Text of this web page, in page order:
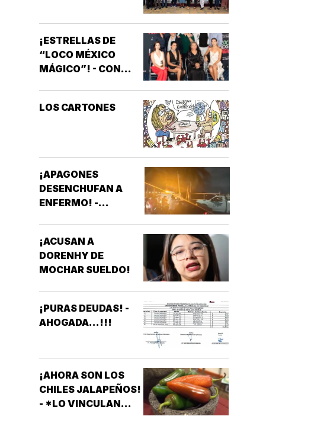
¡ESTRELLAS DE
“LOCO MÉXICO
MÁGICO”! - CON
LOS CARTONES
¡APAGONES
DESENCHUFAN A
ENFERMO! -
FRACCIONAMIENTOS
DE VERACRUZ
DENUNCIAN
APAGONES
CONSTANTES QUE
AFECTAN
ELEVADORES,
APARATOS
ELÉCTRICOS
¡ACUSAN A
DORENHY DE
MOCHAR SUELDO!
¡PURAS DEUDAS! -
AHOGADA...!!!
¡AHORA SON LOS
CHILES JALAPEÑOS!
- *LO VINCULAN